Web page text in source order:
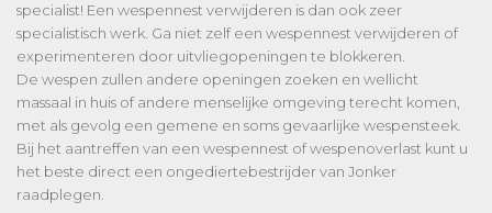
specialist! Een wespennest verwijderen is dan ook zeer
specialistisch werk. Ga niet zelf een wespennest verwijderen of
experimenteren door uitvliegopeningen te blokkeren.
De wespen zullen andere openingen zoeken en wellicht
massaal in huis of andere menselijke omgeving terecht komen,
met als gevolg een gemene en soms gevaarlijke wespensteek.
Bij het aantreffen van een wespennest of wespenoverlast kunt u
het beste direct een ongediertebestrijder van Jonker
raadplegen.